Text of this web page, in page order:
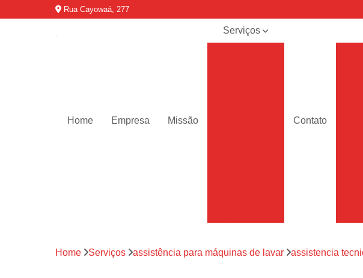
Rua Cayowaá, 277
Home Empresa Missão
Serviços
refrigeradores
técnica de
Contato
Home Serviços assistência para máquinas de lavar assistencia